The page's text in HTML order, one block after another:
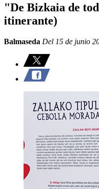
"De Bizkaia de
itinerante)
Balmaseda Del 15 de junio